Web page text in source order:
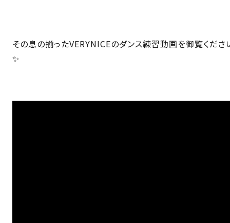
その息の揃ったVERYNICEのダンス練習動画を御覧くださ
✨